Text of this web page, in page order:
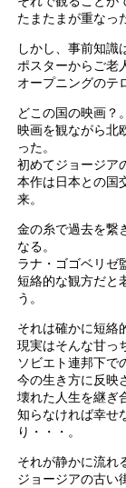
たまたまが重なっ
しかし、事前知識
ポスターからご老
オープニングのテ
どこの国の映画？。
映画を観ながら北
った。
初めてジョージア
本作は日本との国
来。
金の糸で過去を繋
なる。
ラナ・ゴゴベリゼ
短絡的な観方だと
う。
それは確かに短絡
現実はそんな甘っ
ソビエト連邦下で
今の生き方に反映
壊れた人生を継ぎ
知らなければ幸せ
り・・・。
それが静かに流れ
ジョージアの古い